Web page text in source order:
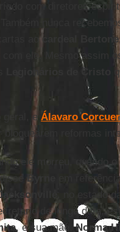
com diretores
nunca
ao cardeal Bertone
com ele. Mesmo assim
Legionários de Cristo
geral, e Álavaro
reformas
ele morreu, quando o
disseByrne
em
, no estado
de longa data,
, e sua mãe,Norma